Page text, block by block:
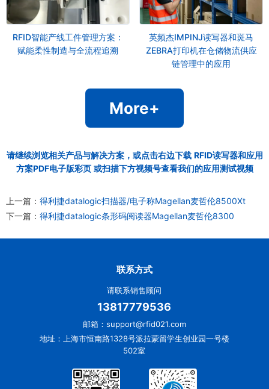
RFID智能产线工件管理方案：
赋能柔性制造与全流程追溯
英频杰IMPINJ读写器和斑马
ZEBRA打印机在仓储物流供应
链管理中的应用
More+
请继续浏览相关产品与解决方案，或点击右边下载 RFID读写器和应用
方案PDF电子版彩页 或扫描下方视频号查看我们的应用测试视频
上一篇： 得利捷datalogic扫描器/电子称Magellan麦哲伦8500Xt
下一篇： 得利捷datalogic条形码阅读器Magellan麦哲伦8300
联系方式
请联系销售顾问
13817779536
邮箱：support@rfid021.com
地址：上海市恒南路1328号派拉蒙留学生创业园一号楼
502室